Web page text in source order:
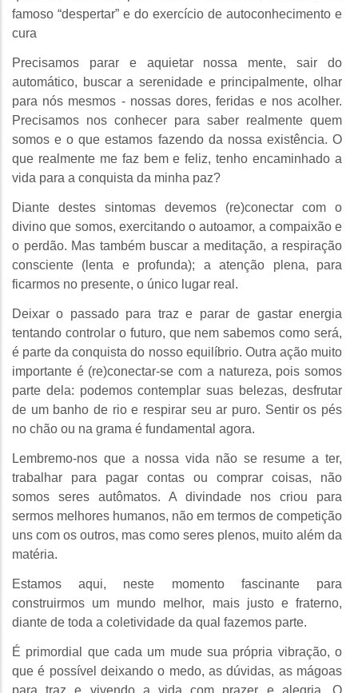
famoso “despertar” e do exercício de autoconhecimento e
cura
Precisamos parar e aquietar nossa mente, sair do
automático, buscar a serenidade e principalmente, olhar
para nós mesmos - nossas dores, feridas e nos acolher.
Precisamos nos conhecer para saber realmente quem
somos e o que estamos fazendo da nossa existência. O
que realmente me faz bem e feliz, tenho encaminhado a
vida para a conquista da minha paz?
Diante destes sintomas devemos (re)conectar com o
divino que somos, exercitando o autoamor, a compaixão e
o perdão. Mas também buscar a meditação, a respiração
consciente (lenta e profunda); a atenção plena, para
ficarmos no presente, o único lugar real.
Deixar o passado para traz e parar de gastar energia
tentando controlar o futuro, que nem sabemos como será,
é parte da conquista do nosso equilíbrio. Outra ação muito
importante é (re)conectar-se com a natureza, pois somos
parte dela: podemos contemplar suas belezas, desfrutar
de um banho de rio e respirar seu ar puro. Sentir os pés
no chão ou na grama é fundamental agora.
Lembremo-nos que a nossa vida não se resume a ter,
trabalhar para pagar contas ou comprar coisas, não
somos seres autômatos. A divindade nos criou para
sermos melhores humanos, não em termos de competição
uns com os outros, mas como seres plenos, muito além da
matéria.
Estamos aqui, neste momento fascinante para
construirmos um mundo melhor, mais justo e fraterno,
diante de toda a coletividade da qual fazemos parte.
É primordial que cada um mude sua própria vibração, o
que é possível deixando o medo, as dúvidas, as mágoas